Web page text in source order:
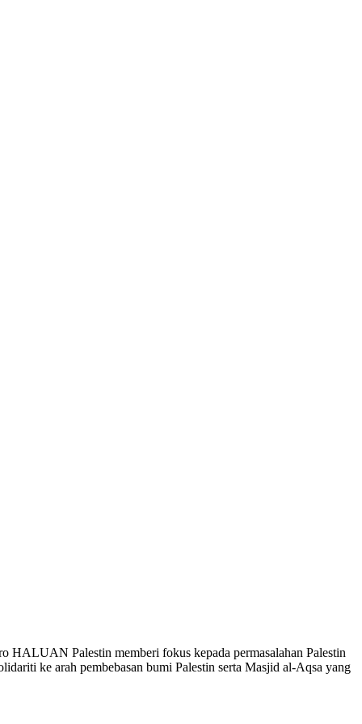
HALUAN Palestin memberi fokus kepada permasalahan Palestin
ke arah pembebasan bumi Palestin serta Masjid al-Aqsa yang